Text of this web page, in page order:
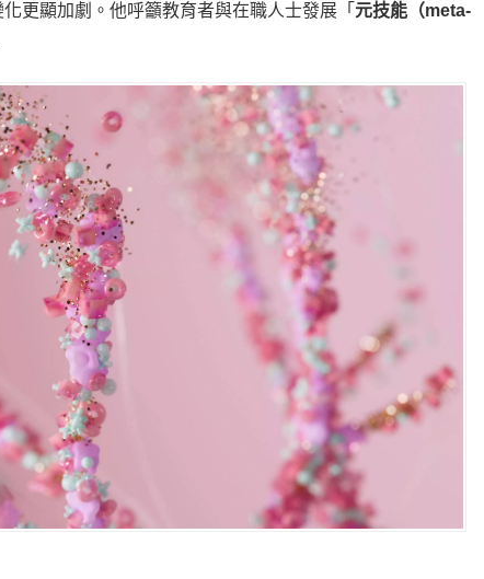
更顯加劇。他呼籲教育者與在職人士發展「 元技能（meta-